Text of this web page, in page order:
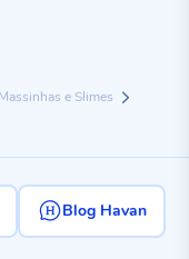
Massinhas e Slimes
Blog Havan